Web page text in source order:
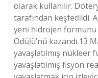
olarak kullanılır.
tarafından keşfedildi.
yeni hidrojen formunu
Ödülü’nü kazandı.13
yavaşlatılmış nükleer
yavaşlatılmış fisyon